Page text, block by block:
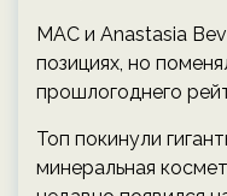
MAC и Anastasia
позициях, но
прошлогоднего
Топ покинули
минеральная